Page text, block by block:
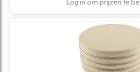
Log in om prijzen te